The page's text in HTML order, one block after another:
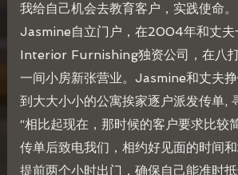
我给自己机会去教育客户，实践使命。
Jasmine自立门户，在2004年和丈
Interior Furnishing独资公司，在八
一间小房新张营业。Jasmine和丈夫挣
到大大小小的公寓挨家逐户派发传单,
“相比起现在，那时候的客户要求比较
传单后致电我们，相约好见面的时间
提前两个小时出门，确保自己能准时